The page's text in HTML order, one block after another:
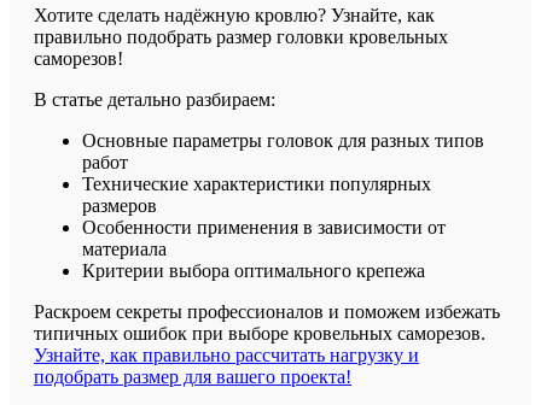
Хотите сделать надёжную кровлю? Узнайте, как
правильно подобрать размер головки кровельных
саморезов!
В статье детально разбираем:
Основные параметры головок для разных типов
работ
Технические характеристики популярных
размеров
Особенности применения в зависимости от
материала
Критерии выбора оптимального крепежа
Раскроем секреты профессионалов и поможем избежать
типичных ошибок при выборе кровельных саморезов.
Узнайте, как правильно рассчитать нагрузку и
подобрать размер для вашего проекта!